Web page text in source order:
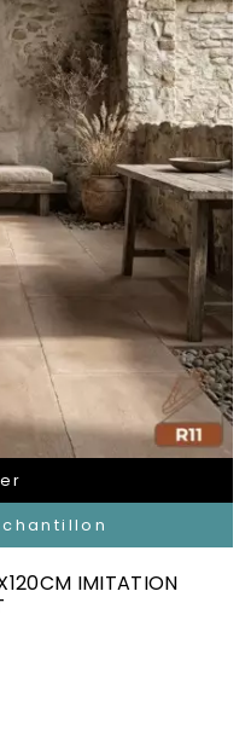
IMITATION